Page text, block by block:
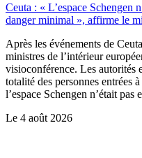
Ceuta : « L’espace Schengen
danger minimal », affirme le
Après les événements de
ministres de l’intérieur
visioconférence. Les autorités
totalité des personnes entrées
l’espace Schengen n’était pas
Le 4 août 2026